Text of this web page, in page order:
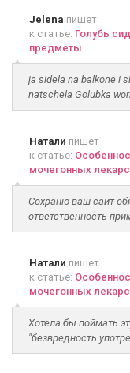
Jelena пишет
к статье: Голубь
предметы
ja sidela na balkone i
natschela Golubka
Натали пишет
к статье:
мочегонных
Сохраню ваш сайт
ответственность
Натали пишет
к статье:
мочегонных
Хотела бы поймать
"безвредность